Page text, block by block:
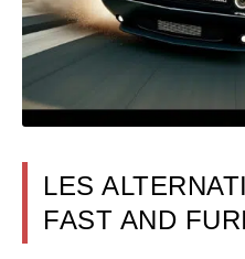
LES
FAST AND